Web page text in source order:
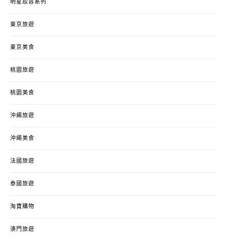
明星妝容系列
東京旅遊
東京美食
桃園旅遊
桃園美食
沖繩旅遊
沖繩美食
法國旅遊
泰國旅遊
淘寶購物
澳門旅遊